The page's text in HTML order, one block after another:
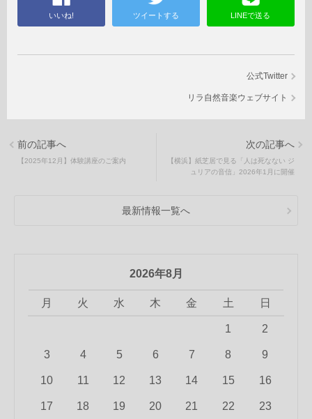
いいね! ツイートする LINEで送る
公式Twitter
リラ自然音楽ウェブサイト
前の記事へ
【2025年12月】体験講座のご案内
次の記事へ
【横浜】紙芝居で見る「人は死なない ジ
ュリアの音信」2026年1月に開催
最新情報一覧へ
2026年8月
月 火 水 木 金 土 日
1 2
3 4 5 6 7 8 9
10 11 12 13 14 15 16
17 18 19 20 21 22 23